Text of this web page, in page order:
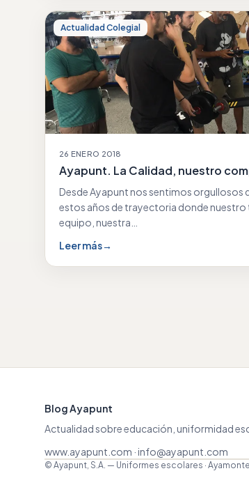
Actualidad Colegial
26 ENERO 2018
Ayapunt. La Calidad, nuestro
Desde Ayapunt nos sentimos orgullosos
estos años de trayectoria donde nuestro
equipo, nuestra…
Leer más→
Blog Ayapunt
Actualidad sobre educación, uniformidad
www.ayapunt.com ·info@ayapunt.com
© Ayapunt, S.A. — Uniformes escolares ·